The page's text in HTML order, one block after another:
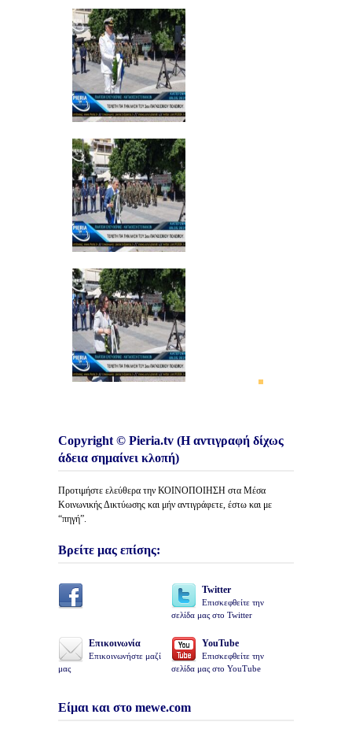
Copyright © Pieria.tv (Η αντιγραφή δίχως
άδεια σημαίνει κλοπή)
Προτιμήστε ελεύθερα την ΚΟΙΝΟΠΟΙΗΣΗ στα Μέσα
Κοινωνικής Δικτύωσης και μήν αντιγράφετε, έστω και με
“πηγή”.
Βρείτε μας επίσης:
Twitter
Επισκεφθείτε την
σελίδα μας στο Twitter
Επικοινωνία
Επικοινωνήστε μαζί
μας
YouTube
Επισκεφθείτε την
σελίδα μας στο YouTube
Είμαι και στο mewe.com